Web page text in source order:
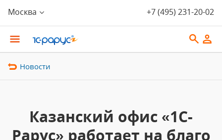
Москва +7 (495) 231-20-02
Новости
Казанский офис «1С-
Рарус» работает на благо